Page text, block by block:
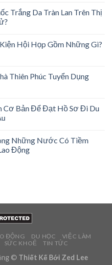
Trắng Da Tràn Lan Trên Thị
Hội Họp Gồm Những Gì?
Thiên Phúc Tuyển Dụng
Cơ Bản Để Đạt Hồ Sơ Đi Du
Những Nước Có Tiềm
Động
ĐỘNG DU HỌC
VIỆC LÀM
SỨC KHOẺ TIN TỨC
© Thiết Kế Bới Zed Lee